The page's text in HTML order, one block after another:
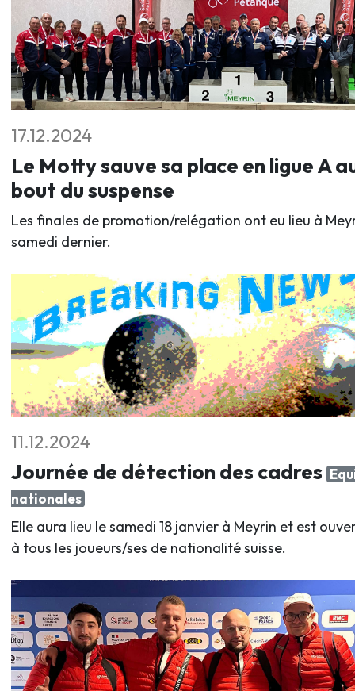
17.12.2024
Le Motty sauve sa place en ligue A
bout du suspense
Les finales de promotion/relégation ont eu lieu à
samedi dernier.
11.12.2024
Journée de détection des cadres
nationales
Elle aura lieu le samedi 18 janvier à Meyrin et est
à tous les joueurs/ses de nationalité suisse.